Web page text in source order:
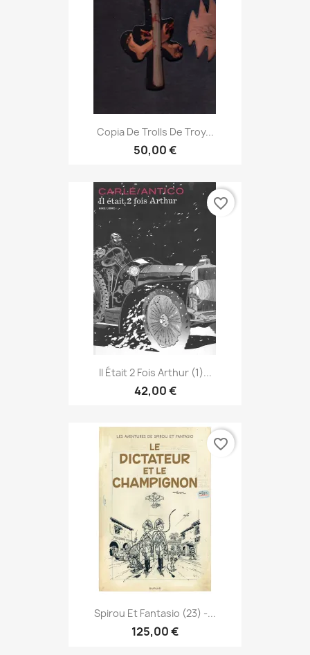
Copia De Trolls De Troy...
50,00 €
Il Était 2 Fois Arthur (1)...
42,00 €
favorite_border
Spirou Et Fantasio (23) -...
125,00 €
favorite_border